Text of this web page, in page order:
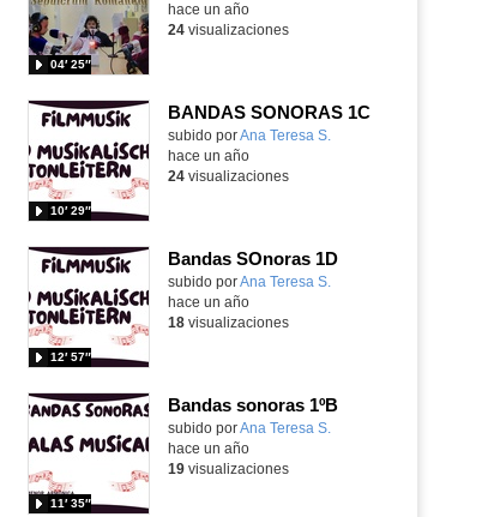
04′ 25″
hace un año
24visualizaciones
BANDAS SONORAS 1C- Contenido
Contenido educativo.
subido porAna Teresa S.
10′ 29″
hace un año
24visualizaciones
Bandas SOnoras 1D
Contenido educativo.
subido porAna Teresa S.
12′ 57″
hace un año
18visualizaciones
Bandas sonoras 1ºB
Contenido educativo.
subido porAna Teresa S.
11′ 35″
hace un año
19visualizaciones